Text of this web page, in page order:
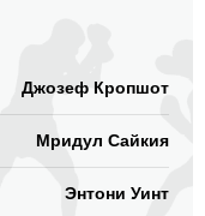
Джозеф Кропшот
Мридул Сайкия
Энтони Уинт